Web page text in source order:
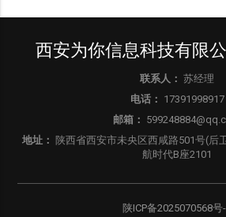
西安为你信息科技有限
联系人： 苏经理
电话： 17391998917
邮箱：
地址： 陕西省西安市未央区西咸路501号(后
航时代B座2101
陕ICP备2025070568号